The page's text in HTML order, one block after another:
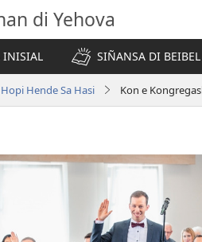
di Yehova
INISIAL
SIÑANSA DI BEIBEL
Hende Sa Hasi Kon e